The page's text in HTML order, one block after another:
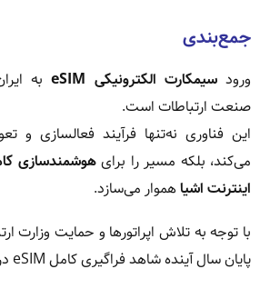
جمع‌بندی
ورودسیمکارت الکترونیکی eSIM
به
صنعت ارتباطات است.
این فناوری نه‌تنها فرآیند فعالسازی و
می‌کند، بلکه مسیر را برایهوشمندسازی
اینترنت اشیا هموار می‌سازد.
با توجه به تلاش اپراتورها و حمایت وزارت
پایان سال آینده شاهد فراگیری کامل eSIM در کشور خواهیم بود.